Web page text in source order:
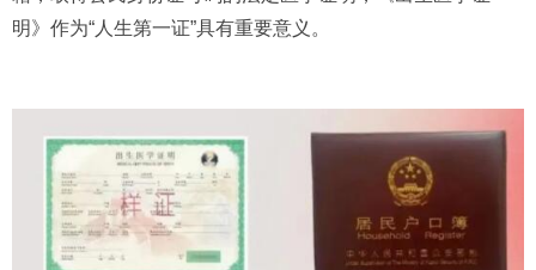
明》作为“人生第一证”具有重要意义。